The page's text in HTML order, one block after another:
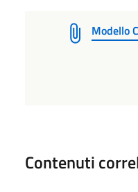
Modello
Contenuti